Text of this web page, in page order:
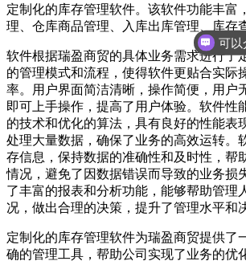
定制化的库存管理软件。该软件功能丰富
理、仓库商品管理、入库出库管理、库存
软件根据瑞盈商贸的具体业务需求进行了
的管理模式和流程，使得软件更贴合实际
率。用户界面简洁清晰，操作简便，用户
即可上手操作，提高了用户体验。软件性
的技术和优化的算法，具有良好的性能表
处理大量数据，确保了业务的高效运转。
存信息，保持数据的准确性和及时性，帮
情况，避免了因数据错误而导致的业务损
了丰富的报表和分析功能，能够帮助管理
况，做出合理的决策，提升了管理水平和
定制化的库存管理软件为瑞盈商贸提供了
确的管理工具，帮助公司实现了业务的优